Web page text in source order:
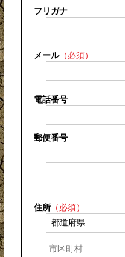
フリガナ
メール（必須）
電話番号
郵便番号
住所（必須）